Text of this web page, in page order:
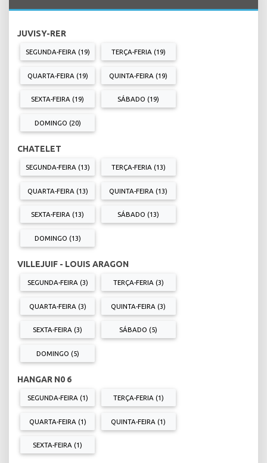
JUVISY-RER
SEGUNDA-FEIRA (19) TERÇA-FERIA (19)
QUARTA-FEIRA (19) QUINTA-FEIRA (19)
SEXTA-FEIRA (19) SÁBADO (19)
DOMINGO (20)
CHATELET
SEGUNDA-FEIRA (13) TERÇA-FERIA (13)
QUARTA-FEIRA (13) QUINTA-FEIRA (13)
SEXTA-FEIRA (13) SÁBADO (13)
DOMINGO (13)
VILLEJUIF - LOUIS ARAGON
SEGUNDA-FEIRA (3) TERÇA-FERIA (3)
QUARTA-FEIRA (3) QUINTA-FEIRA (3)
SEXTA-FEIRA (3) SÁBADO (5)
DOMINGO (5)
HANGAR N0 6
SEGUNDA-FEIRA (1) TERÇA-FERIA (1)
QUARTA-FEIRA (1) QUINTA-FEIRA (1)
SEXTA-FEIRA (1)